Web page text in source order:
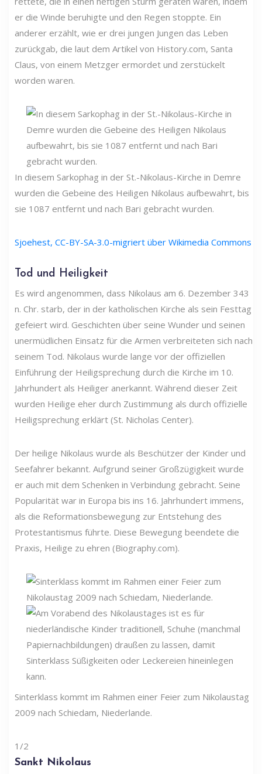
er die Winde beruhigte und den Regen stoppte. Ein
anderer erzählt, wie er drei jungen Jungen das Leben
zurückgab, die laut dem Artikel von History.com, Santa
Claus, von einem Metzger ermordet und zerstückelt
worden waren.
In diesem Sarkophag in der St.-Nikolaus-Kirche in Demre
wurden die Gebeine des Heiligen Nikolaus aufbewahrt, bis
sie 1087 entfernt und nach Bari gebracht wurden.
Sjoehest, CC-BY-SA-3.0-migriert über Wikimedia Commons
Tod und Heiligkeit
Es wird angenommen, dass Nikolaus am 6. Dezember 343
n. Chr. starb, der in der katholischen Kirche als sein Festtag
gefeiert wird. Geschichten über seine Wunder und seinen
unermüdlichen Einsatz für die Armen verbreiteten sich nach
seinem Tod. Nikolaus wurde lange vor der offiziellen
Einführung der Heiligsprechung durch die Kirche im 10.
Jahrhundert als Heiliger anerkannt. Während dieser Zeit
wurden Heilige eher durch Zustimmung als durch offizielle
Heiligsprechung erklärt (St. Nicholas Center).
Der heilige Nikolaus wurde als Beschützer der Kinder und
Seefahrer bekannt. Aufgrund seiner Großzügigkeit wurde
er auch mit dem Schenken in Verbindung gebracht. Seine
Popularität war in Europa bis ins 16. Jahrhundert immens,
als die Reformationsbewegung zur Entstehung des
Protestantismus führte. Diese Bewegung beendete die
Praxis, Heilige zu ehren (Biography.com).
Sinterklass kommt im Rahmen einer Feier zum Nikolaustag
2009 nach Schiedam, Niederlande.
1/2
Sankt Nikolaus